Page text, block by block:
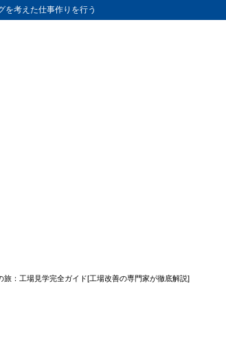
を考えた仕事作りを行う
：工場見学完全ガイド[工場改善の専門家が徹底解説]